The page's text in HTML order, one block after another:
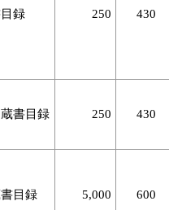
録 250 430
書目録 250 430
目録 5,000 600